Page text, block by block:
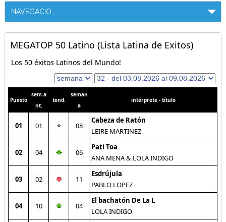
MEGATOP 50 Latino (Lista Latina de Exitos)
Los 50 éxitos Latinos del Mundo!
Puesto
sem.a
nt.
tend.
seman
a
intérprete - título
01 01 08
Cabeza de Ratón
LEIRE MARTINEZ
02 04 06
Pati Toa
ANA MENA & LOLA INDIGO
03 02 11
Esdrújula
PABLO LOPEZ
04 10 04
El bachatón De La L
LOLA INDIGO